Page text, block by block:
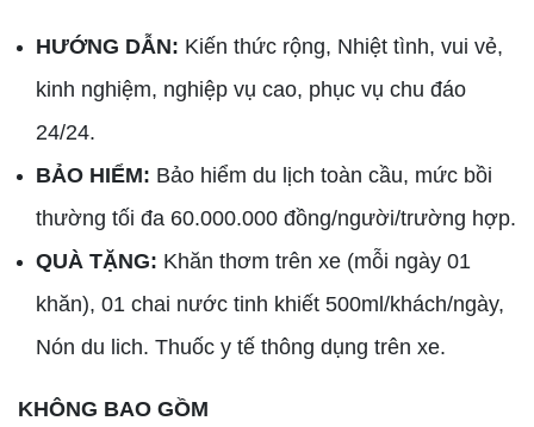
HƯỚNG DẪN: Kiến thức rộng, Nhiệt tình, vui vẻ,
kinh nghiệm, nghiệp vụ cao, phục vụ chu đáo
24/24.
BẢO HIỂM: Bảo hiểm du lịch toàn cầu, mức bồi
thường tối đa 60.000.000 đồng/người/trường hợp.
QUÀ TẶNG: Khăn thơm trên xe (mỗi ngày 01
khăn), 01 chai nước tinh khiết 500ml/khách/ngày,
Nón du lich. Thuốc y tế thông dụng trên xe.
KHÔNG BAO GỒM